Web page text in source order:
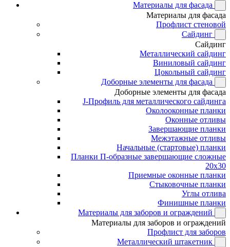
Материалы для фасада
Материалы для фасада
Профлист стеновой
Сайдинг
Сайдинг
Металлический сайдинг
Виниловый сайдинг
Цокольный сайдинг
Доборные элементы для фасада
Доборные элементы для фасада
J-Профиль для металлического сайдинга
Околооконные планки
Оконные отливы
Завершающие планки
Межэтажные отливы
Начальные (стартовые) планки
Планки П-образные завершающие сложные
20x30
Приемные оконные планки
Стыковочные планки
Углы отлива
Финишные планки
Материалы для заборов и ограждений
Материалы для заборов и ограждений
Профлист для заборов
Металлический штакетник